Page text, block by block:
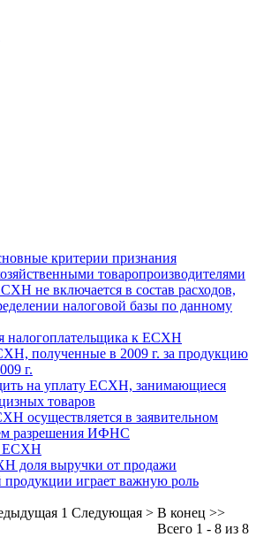
критерии признания
товаропроизводителями
не включается в состав расходов,
налоговой базы по данному
налогоплательщика к ЕСХН
полученные в 2009 г. за продукцию
г.
на уплату ЕСХН, занимающиеся
товаров
осуществляется в заявительном
разрешения ИФНС
ЕСХН
доля выручки от продажи
продукции играет важную роль
1 Следующая > В конец >>
Всего 1 - 8 из 8